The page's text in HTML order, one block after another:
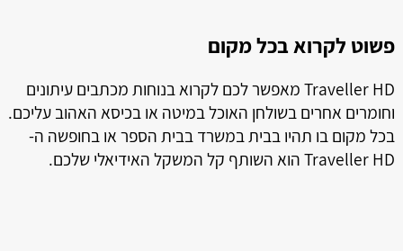
פשוט לקרוא בכל מקום
Traveller HD מאפשר לכם לקרוא בנוחות מכתבים עיתונים
וחומרים אחרים בשולחן האוכל במיטה או בכיסא האהוב עליכם.
בכל מקום בו תהיו בבית במשרד בבית הספר או בחופשה ה-
Traveller HD הוא השותף קל המשקל האידיאלי שלכם.